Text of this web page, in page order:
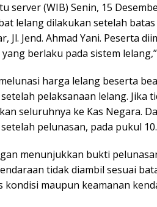
server (WIB) Senin, 15
lelang dilakukan setelah
Jend. Ahmad Yani. Peserta
berlaku pada sistem
harga lelang beserta
pelaksanaan lelang. Jika
seluruhnya ke Kas Negara.
pelunasan, pada pukul
menunjukkan bukti
tidak diambil sesuai
maupun keamanan